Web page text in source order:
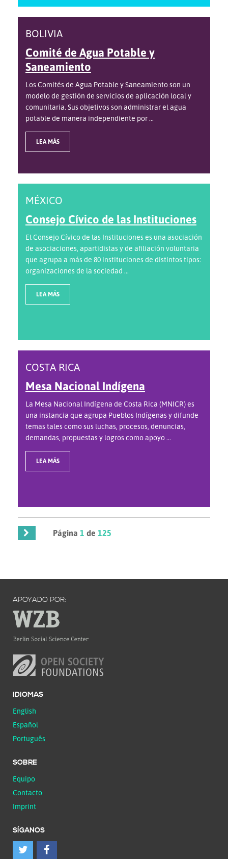
BOLIVIA
Comité de Agua Potable y
Saneamiento
Los Comités de Agua Potable y Saneamiento son un
modelo de gestión de servicios de aplicación local y
comunitaria. Sus objetivos son administrar el agua
potable de manera independiente por ...
LEA MÁS
MÉXICO
Consejo Cívico de las Instituciones
El Consejo Cívico de las Instituciones es una asociación
de asociaciones, apartidistas y de afiliación voluntaria
que agrupa a más de 80 instituciones de distintos tipos:
organizaciones de la sociedad ...
LEA MÁS
COSTA RICA
Mesa Nacional Indígena
La Mesa Nacional Indígena de Costa Rica (MNICR) es
una instancia que agrupa Pueblos Indígenas y difunde
temas tales como sus luchas, procesos, denuncias,
demandas, propuestas y logros como apoyo ...
LEA MÁS
Página1 de125
APOYADO POR:
IDIOMAS
English
Español
Português
SOBRE
Equipo
Contacto
Imprint
SÍGANOS